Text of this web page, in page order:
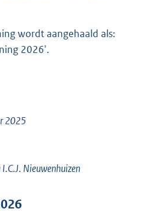
wordt aangehaald als:
2026'.
2025
Nieuwenhuizen